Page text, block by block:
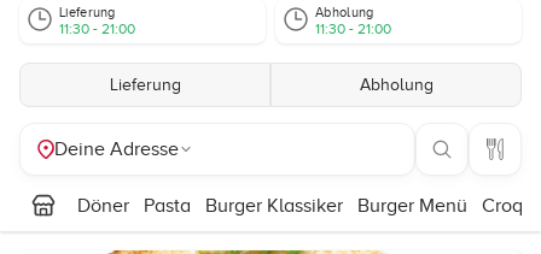
Lieferung
11:30 - 21:00
Abholung
11:30 - 21:00
Lieferung Abholung
Deine Adresse
Döner Pasta Burger Klassiker Burger Menü